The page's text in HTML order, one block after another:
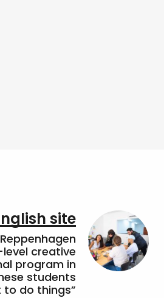
site
creative
program in
students
do things”